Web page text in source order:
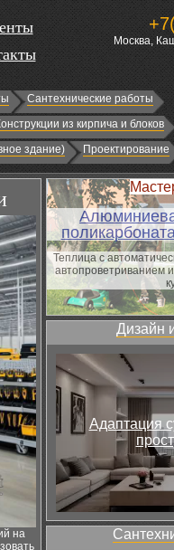
Москва,
Сантехнические работы
из кирпича и блоков
здание) Проектирование
на
Теплица с
автопроветриванием
Дизайн
Адаптация